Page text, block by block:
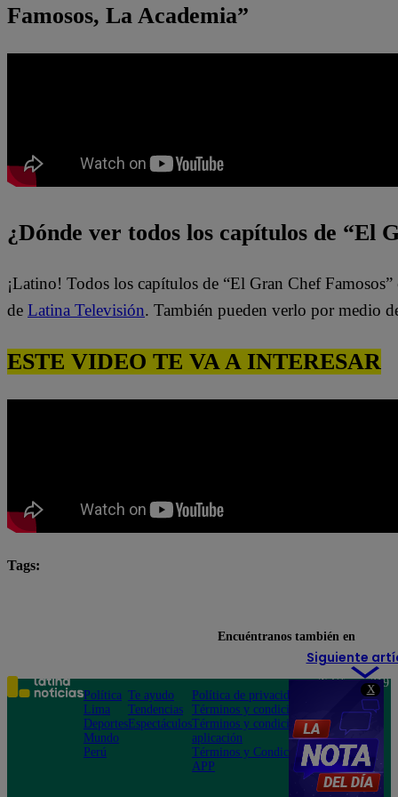
X
Famosos, La Academia”
¿Dónde ver todos los capítulos de “El
¡Latino! Todos los capítulos de “El Gran Chef
de Latina Televisión. También pueden verlo por medio
ESTE VIDEO TE VA A INTERESAR
Tags:
Siguiente
Encuéntranos también en
Política
Lima
Deportes
Mundo
Perú
Te ayudo
Tendencias
Espectáculos
Política de privacidad
Términos y condiciones
Términos y condiciones
aplicación
Términos y Condiciones
APP
Teléfono: 219
Av. San
Felipe 968
Jesús María